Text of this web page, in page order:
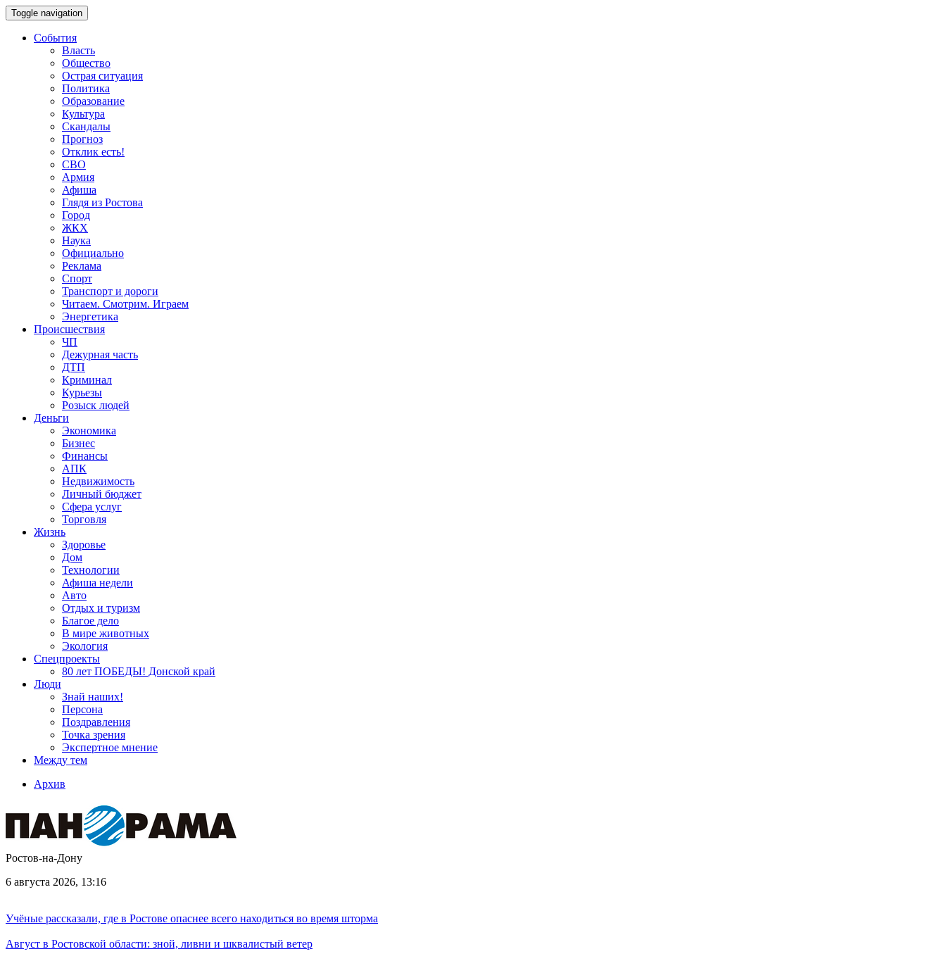
Toggle navigation
События
Власть
Общество
Острая ситуация
Политика
Образование
Культура
Скандалы
Прогноз
Отклик есть!
СВО
Армия
Афиша
Глядя из Ростова
Город
ЖКХ
Наука
Официально
Реклама
Спорт
Транспорт и дороги
Читаем. Смотрим. Играем
Энергетика
Происшествия
ЧП
Дежурная часть
ДТП
Криминал
Курьезы
Розыск людей
Деньги
Экономика
Бизнес
Финансы
АПК
Недвижимость
Личный бюджет
Сфера услуг
Торговля
Жизнь
Здоровье
Дом
Технологии
Афиша недели
Авто
Отдых и туризм
Благое дело
В мире животных
Экология
Спецпроекты
80 лет ПОБЕДЫ! Донской край
Люди
Знай наших!
Персона
Поздравления
Точка зрения
Экспертное мнение
Между тем
Архив
Ростов-на-Дону
6 августа 2026, 13:16
Учёные рассказали, где в Ростове опаснее всего находиться во время шторма
Август в Ростовской области: зной, ливни и шквалистый ветер